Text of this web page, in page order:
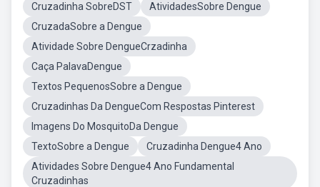
Cruzadinha SobreDST
AtividadesSobre Dengue
CruzadaSobre a Dengue
Atividade Sobre DengueCrzadinha
Caça PalavaDengue
Textos PequenosSobre a Dengue
Cruzadinhas Da DengueCom Respostas Pinterest
Imagens Do MosquitoDa Dengue
TextoSobre a Dengue
Cruzadinha Dengue4 Ano
Atividades Sobre Dengue4 Ano Fundamental
Cruzadinhas